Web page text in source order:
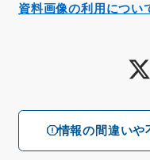
情報の間違いや
資料画像の利用につい